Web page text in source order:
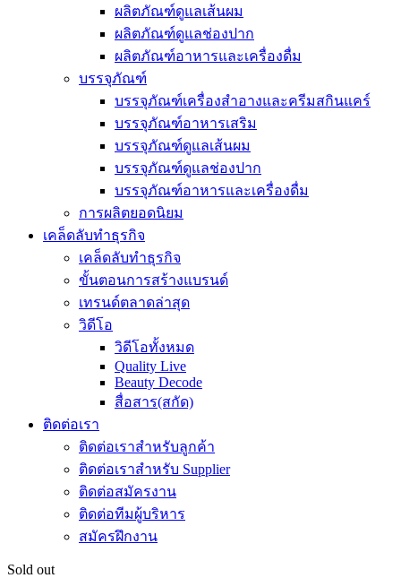
ผลิตภัณฑ์ดูแลเส้นผม
ผลิตภัณฑ์ดูแลช่องปาก
ผลิตภัณฑ์อาหารและเครื่องดื่ม
บรรจุภัณฑ์
บรรจุภัณฑ์เครื่องสำอางและครีมสกินแคร์
บรรจุภัณฑ์อาหารเสริม
บรรจุภัณฑ์ดูแลเส้นผม
บรรจุภัณฑ์ดูแลช่องปาก
บรรจุภัณฑ์อาหารและเครื่องดื่ม
การผลิตยอดนิยม
เคล็ดลับทำธุรกิจ
เคล็ดลับทำธุรกิจ
ขั้นตอนการสร้างแบรนด์
เทรนด์ตลาดล่าสุด
วิดีโอ
วิดีโอทั้งหมด
Quality Live
Beauty Decode
สื่อสาร(สกัด)
ติดต่อเรา
ติดต่อเราสำหรับลูกค้า
ติดต่อเราสำหรับ Supplier
ติดต่อสมัครงาน
ติดต่อทีมผู้บริหาร
สมัครฝึกงาน
Sold out